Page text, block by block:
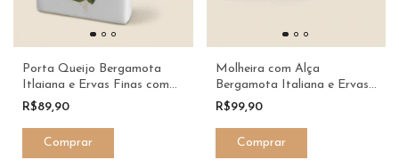
Porta Queijo Bergamota
Itlaiana e Ervas Finas com
Filete Verde MasterChef -
R$89,90
Molheira com Alça
Bergamota Italiana e Ervas
Finas com Filete Verde
R$99,90